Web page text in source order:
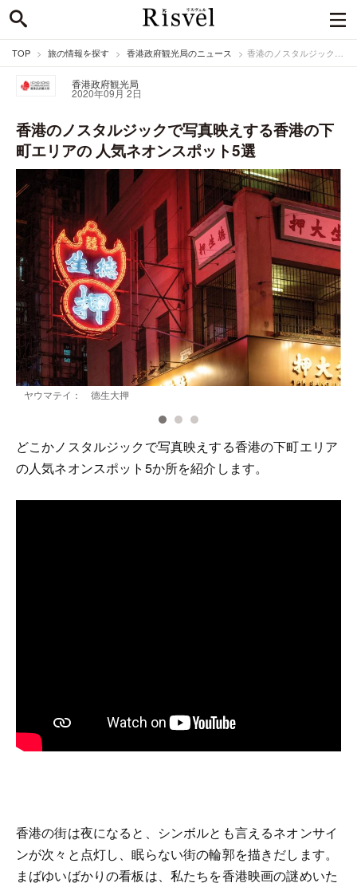
TOP 旅の情報を探す 香港政府観光局のニュース 香港のノスタルジックで写真映えする香港の下町エリアの 人気ネオンスポット5選
香港政府観光局
2020年09月 2日
香港のノスタルジックで写真映えする香港の下
町エリアの 人気ネオンスポット5選
ヤウマテイ： 德生大押
どこかノスタルジックで写真映えする香港の下町エリア
の人気ネオンスポット5か所を紹介します。
香港の街は夜になると、シンボルとも言えるネオンサイ
ンが次々と点灯し、眠らない街の輪郭を描きだします。
まばゆいばかりの看板は、私たちを香港映画の謎めいた